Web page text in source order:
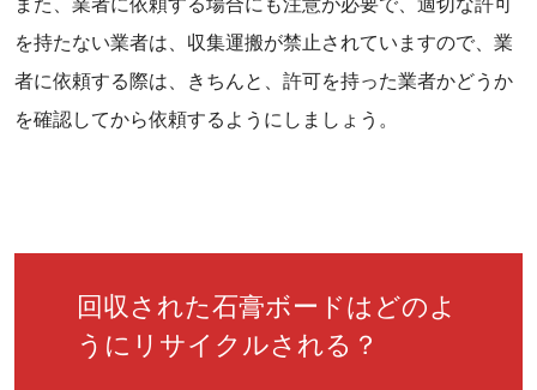
を持たない業者は、収集運搬が禁止されていますので、業
者に依頼する際は、きちんと、許可を持った業者かどうか
を確認してから依頼するようにしましょう。
回収された石膏ボードはどのよ
うにリサイクルされる？